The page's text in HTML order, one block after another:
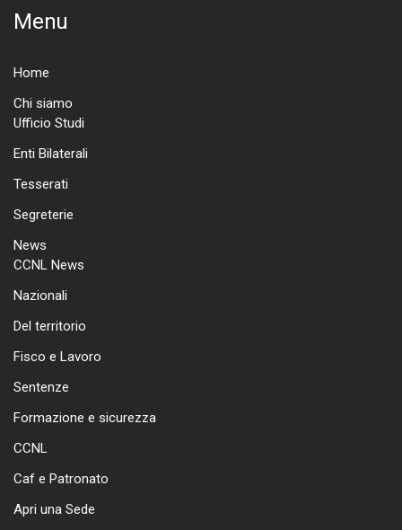
Menu
Home
Chi siamo
Ufficio Studi
Enti Bilaterali
Tesserati
Segreterie
News
CCNL News
Nazionali
Del territorio
Fisco e Lavoro
Sentenze
Formazione e sicurezza
CCNL
Caf e Patronato
Apri una Sede